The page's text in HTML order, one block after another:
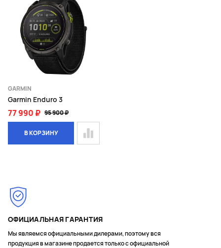
GARMIN
Garmin Enduro 3
77 990 ₽ 95 900 ₽
В КОРЗИНУ
ОФИЦИАЛЬНАЯ ГАРАНТИЯ
Мы являемся официальными дилерами, поэтому вся
продукция в магазине продается только с официальной